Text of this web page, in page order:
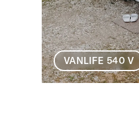
VANLIFE 540 V